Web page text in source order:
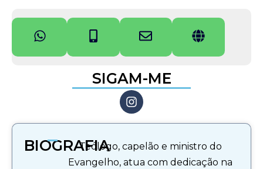
SIGAM-ME
BIOGRAFIATeólogo, capelão e ministro do
Evangelho, atua com dedicação na